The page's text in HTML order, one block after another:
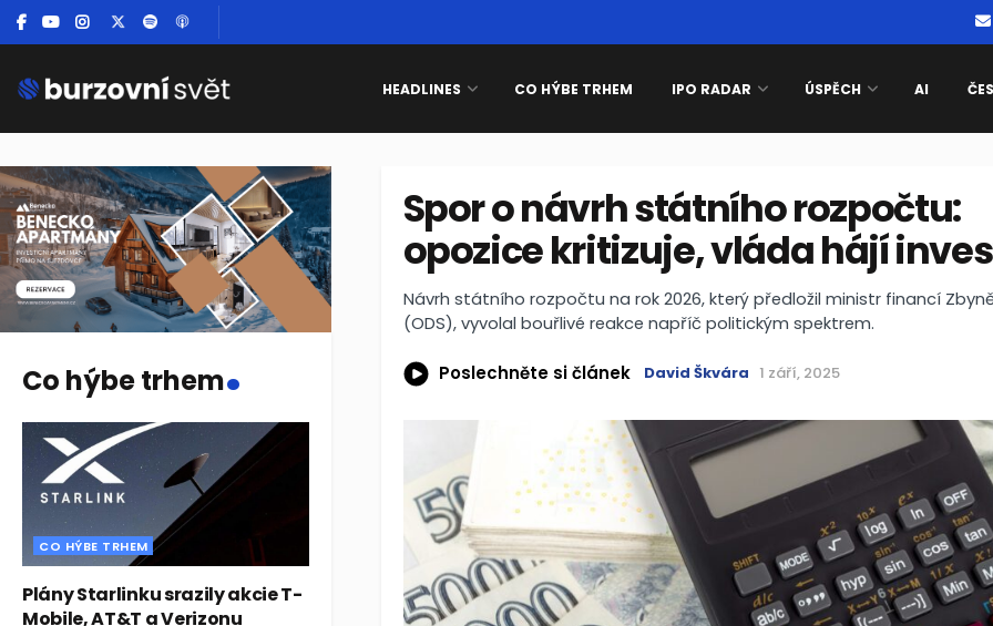
HEADLINES CO HÝBE TRHEM IPO RADAR ÚSPĚCH AI
Spor o návrh státního rozpočtu:
opozice kritizuje, vláda hájí
Návrh státního rozpočtu na rok 2026, který předložil ministr financí
(ODS), vyvolal bouřlivé reakce napříč politickým spektrem.
Poslechněte si článek David Škvára 1 září, 2025
Co hýbe trhem.
CO HÝBE TRHEM
Plány Starlinku srazily akcie T-
Mobile, AT&T a Verizonu